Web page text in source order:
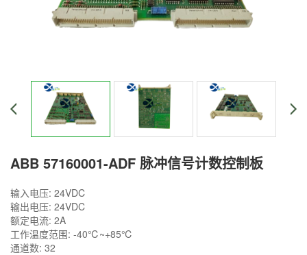
ABB 57160001-ADF 脉冲信号计数控制板
输入电压: 24VDC
输出电压: 24VDC
额定电流: 2A
工作温度范围: -40℃~+85℃
通道数: 32